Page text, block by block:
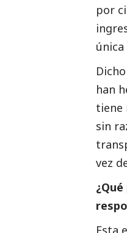
por
han
tiene
sin
vez